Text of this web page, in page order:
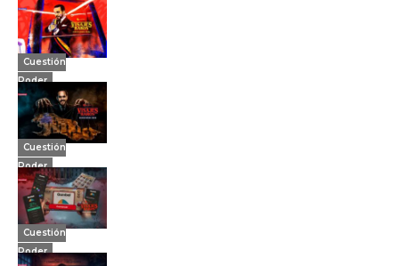
Cuestión
Poder
Cuestión
Poder
Cuestión
Poder